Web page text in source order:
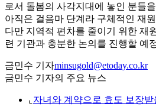
로서 돌봄의 사각지대에 놓인 분들
아직은 걸음마 단계라 구체적인 재
다만 지역적 편차를 줄이기 위한 재
련 기관과 충분한 논의를 진행할 예
금민수 기자minsugold@etoday.co.kr
금민수 기자의 주요 뉴스
⌞ 자녀와 계약으로 효도 보장받